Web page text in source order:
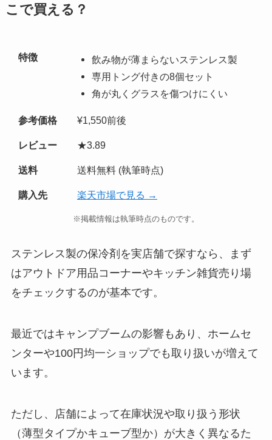
こで買える？
特徴
飲み物が薄まらないステンレス製
専用トング付きの8個セット
角が丸くグラスを傷つけにくい
参考価格 ¥1,550前後
レビュー ★3.89
送料 送料無料 (執筆時点)
購入先 楽天市場で見る →
※掲載情報は執筆時点のものです。
ステンレス製の保冷剤を実店舗で探すなら、まず
はアウトドア用品コーナーやキッチン雑貨売り場
をチェックするのが基本です。
最近ではキャンプブームの影響もあり、ホームセ
ンターや100円均一ショップでも取り扱いが増えて
います。
ただし、店舗によって在庫状況や取り扱う形状
（薄型タイプかキューブ型か）が大きく異なるた